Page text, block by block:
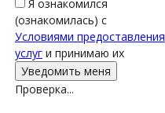
Я ознакомился
(ознакомилась) с
Условиями предоставления
услуг и принимаю их
Проверка...